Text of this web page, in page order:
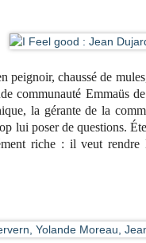
peignoir, chaussé de
communauté Emmaüs
la gérante de la
lui poser de questions.
riche : il veut